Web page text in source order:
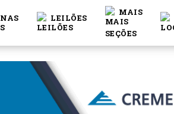
LEILÕES
MAIS